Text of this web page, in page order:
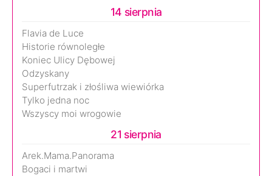
14 sierpnia
Flavia de Luce
Historie równoległe
Koniec Ulicy Dębowej
Odzyskany
Superfutrzak i złośliwa wiewiórka
Tylko jedna noc
Wszyscy moi wrogowie
21 sierpnia
Arek.Mama.Panorama
Bogaci i martwi